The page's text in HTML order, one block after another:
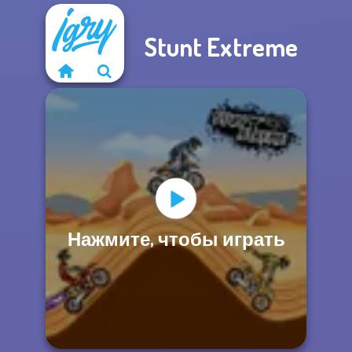
Stunt Extreme
Нажмите, чтобы играть